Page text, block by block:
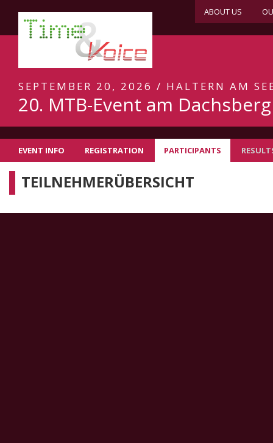
ABOUT US
SEPTEMBER 20, 2026 / HALTERN AM
20. MTB-Event am Dachsberg
EVENT INFO REGISTRATION PARTICIPANTS
TEILNEHMERÜBERSICHT